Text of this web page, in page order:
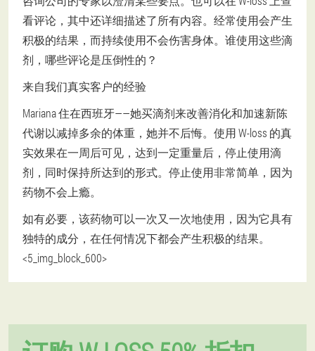
看评论，其中还详细描述了所有内容。经常使用会产生
积极的结果，而持续使用不会伤害身体。谁使用这些滴
剂，哪些评论是压倒性的？
来自我们真实客户的经验
Mariana 住在西班牙——她买滴剂来改善消化和加速新陈
代谢以减掉多余的体重，她并不后悔。使用 W-loss 的真
实效果在一周后可见，达到一定重量后，停止使用滴
剂，同时保持所达到的形式。停止使用非常简单，因为
药物不会上瘾。
如有必要，该药物可以一次又一次地使用，因为它具有
独特的成分，在任何情况下都会产生积极的结果。
<5_img_block_600>